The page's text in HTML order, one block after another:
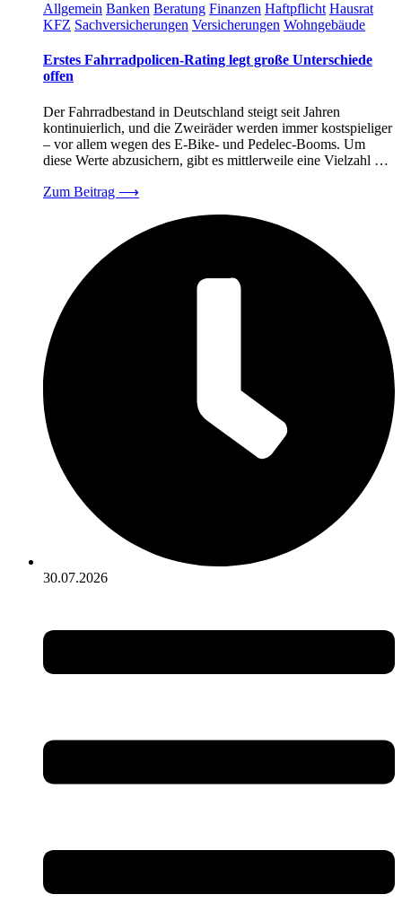
Allgemein Banken Beratung Finanzen Haftpflicht Hausrat
KFZ Sachversicherungen Versicherungen Wohngebäude
Erstes Fahrradpolicen-Rating legt große Unterschiede
offen
Der Fahrradbestand in Deutschland steigt seit Jahren
kontinuierlich, und die Zweiräder werden immer kostspieliger
– vor allem wegen des E-Bike- und Pedelec-Booms. Um
diese Werte abzusichern, gibt es mittlerweile eine Vielzahl …
Zum Beitrag ⟶
30.07.2026